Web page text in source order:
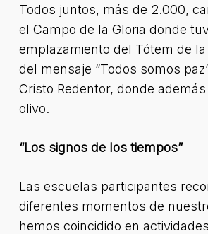
Todos juntos, más de 2.000,
el Campo de la Gloria donde
emplazamiento del Tótem de
del mensaje “Todos somos
Cristo Redentor, donde
olivo.
“Los signos de los tiempos”
Las escuelas participantes
diferentes momentos de
hemos coincidido en